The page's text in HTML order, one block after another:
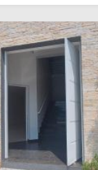
04 são
totalizando em
todos estão
e jantar, cozinha
a Av.
São Vito,
Sra. de Fátima,
e Rod.